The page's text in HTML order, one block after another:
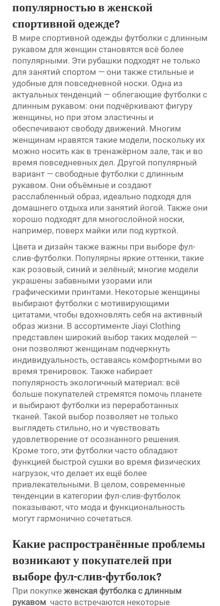
популярностью в женской
спортивной одежде?
В мире спортивной одежды футболки с длинным
рукавом для женщин становятся всё более
популярными. Эти рубашки подходят не только
для занятий спортом — они также стильные и
удобные для повседневной носки. Одна из
актуальных тенденций — облегающие футболки с
длинным рукавом: они подчёркивают фигуру
женщины, но при этом эластичны и
обеспечивают свободу движений. Многим
женщинам нравятся такие модели, поскольку их
можно носить как в тренажёрном зале, так и во
время повседневных дел. Другой популярный
вариант — свободные футболки с длинным
рукавом. Они объёмные и создают
расслабленный образ, идеально подходя для
домашнего отдыха или занятий йогой. Также они
хорошо подходят для многослойной носки,
например, поверх майки или под курткой.
Цвета и дизайн также важны при выборе фул-
слив-футболки. Популярны яркие оттенки, такие
как розовый, синий и зелёный; многие модели
украшены забавными узорами или
графическими принтами. Некоторые женщины
выбирают футболки с мотивирующими
цитатами, чтобы вдохновлять себя на активный
образ жизни. В ассортименте Jiayi Clothing
представлен широкий выбор таких моделей —
они позволяют женщинам подчеркнуть
индивидуальность, оставаясь комфортными во
время тренировок. Также набирает
популярность экологичный материал: всё
больше покупателей стремятся помочь планете
и выбирают футболки из переработанных
тканей. Такой выбор позволяет не только
выглядеть стильно, но и чувствовать
удовлетворение от осознанного решения.
Кроме того, эти футболки часто обладают
функцией быстрой сушки во время физических
нагрузок, что делает их ещё более
привлекательными. В целом, современные
тенденции в категории фул-слив-футболок
показывают, что мода и функциональность
могут гармонично сочетаться.
Какие распространённые проблемы
возникают у покупателей при
выборе фул-слив-футболок?
При покупке женская футболка с длинным
рукавом часто встречаются некоторые